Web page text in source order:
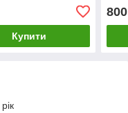
Купити
800